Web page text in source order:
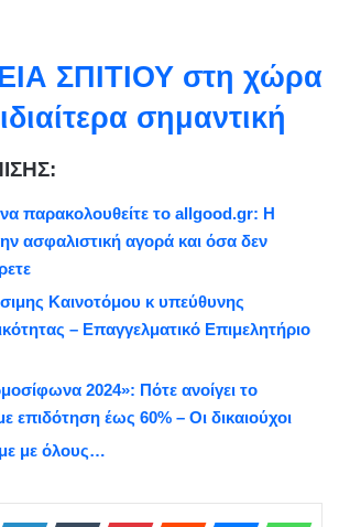
ΣΠΙΤΙΟΥ στη χώρα
σημαντική
να παρακολουθείτε το allgood.gr: Η
ασφαλιστική αγορά και όσα δεν
Καινοτόμου κ υπεύθυνης
– Επαγγελματικό Επιμελητήριο
2024»: Πότε ανοίγει το
επιδότηση έως 60% – Οι δικαιούχοι
με όλους…